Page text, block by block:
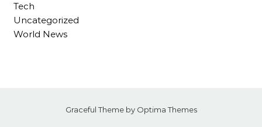
Tech
Uncategorized
World News
Graceful Theme by Optima Themes